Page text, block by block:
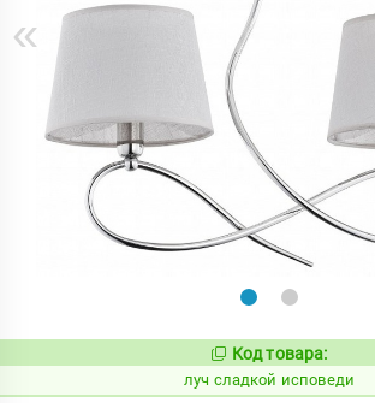
«
Код товара:
луч сладкой исповеди